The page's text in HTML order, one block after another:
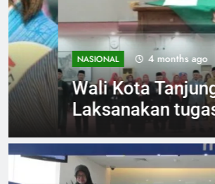
NASIONAL 4 months ago
Wali Kota Tanjungbalai
Laksanakan tugas
tanggung jawab